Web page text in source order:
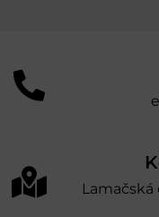
Lamačská